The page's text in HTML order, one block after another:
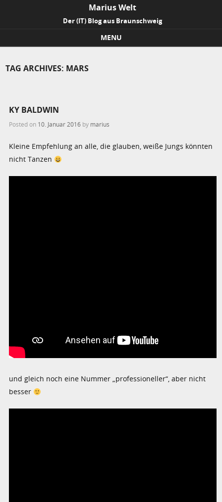
Marius Welt
Der (IT) Blog aus Braunschweig
MENU
TAG ARCHIVES: MARS
KY BALDWIN
Posted on 10. Januar 2016 by marius
Kleine Empfehlung an alle, die glauben, weiße Jungs könnten
nicht Tanzen
und gleich noch eine Nummer „professioneller“, aber nicht
besser